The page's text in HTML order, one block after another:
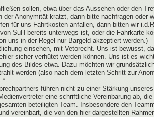
sollen, etwa über das Aussehen oder den
Anonymität kratzt, dann bitte nachfragen oder
für uns Fahrtkosten anfallen, dann bitten wir
SuH bereits unterwegs ist, oder die Fahrkarte
uns in der Regel nur Bargeld akzeptiert werden.)
einsehen, mit Vetorecht. Uns ist bewusst,
sicher verhütet werden können. Uns ist es
des Bildes etwa. Dazu möchten wir
werden (also nach dem letzten Schritt zur
*
führen nicht zu einer Stärkung
eine schriftliche Vereinbarung ab,
beteiligten Team. Insbesondere den
vereinbart, die von den hier dargestellten